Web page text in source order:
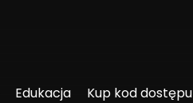
Edukacja Kup kod dostępu